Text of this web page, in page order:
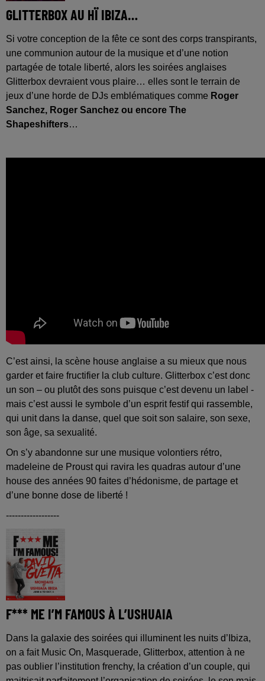
GLITTERBOX AU HÏ IBIZA…
Si votre conception de la fête ce sont des corps transpirants,
une communion autour de la musique et d’une notion
partagée de totale liberté, alors les soirées anglaises
Glitterbox devraient vous plaire… elles sont le terrain de
jeux d’une horde de DJs emblématiques comme Roger
Sanchez, Roger Sanchez ou encore The
Shapeshifters…
C’est ainsi, la scène house anglaise a su mieux que nous
garder et faire fructifier la club culture. Glitterbox c’est donc
un son – ou plutôt des sons puisque c’est devenu un label -
mais c’est aussi le symbole d’un esprit festif qui rassemble,
qui unit dans la danse, quel que soit son salaire, son sexe,
son âge, sa sexualité.
On s’y abandonne sur une musique volontiers rétro,
madeleine de Proust qui ravira les quadras autour d’une
house des années 90 faites d’hédonisme, de partage et
d’une bonne dose de liberté !
------------------
F*** ME I’M FAMOUS À L’USHUAIA
Dans la galaxie des soirées qui illuminent les nuits d’Ibiza,
on a fait Music On, Masquerade, Glitterbox, attention à ne
pas oublier l’institution frenchy, la création d’un couple, qui